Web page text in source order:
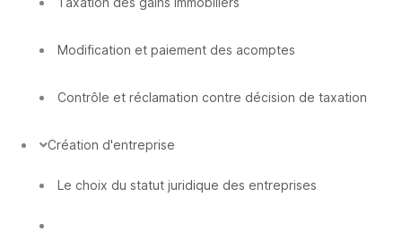
Modification et paiement des acomptes
Contrôle et réclamation contre décision de taxation
Création d'entreprise
Le choix du statut juridique des entreprises